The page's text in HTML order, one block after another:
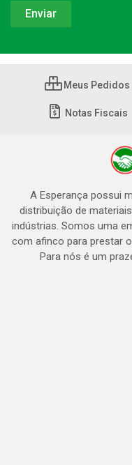
Meus Pedidos
Notas Fiscais
A Esperança possui
distribuição de
indústrias. Somos uma
com afinco para prestar
Para nós é um